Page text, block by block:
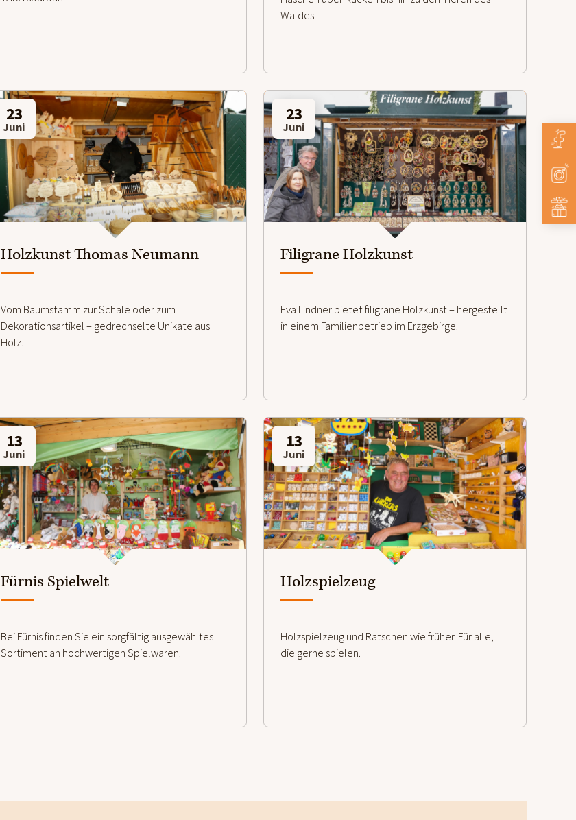
weiterlesen
Waldes.
weiterlesen
23
Juni
Holzkunst Thomas Neumann
Vom Baumstamm zur Schale oder zum
Dekorationsartikel – gedrechselte Unikate aus
Holz.
weiterlesen
23
Juni
Filigrane Holzkunst
Eva Lindner bietet filigrane Holzkunst – hergestellt
in einem Familienbetrieb im Erzgebirge.
weiterlesen
13
Juni
Fürnis Spielwelt
Bei Fürnis finden Sie ein sorgfältig ausgewähltes
Sortiment an hochwertigen Spielwaren.
13
Juni
Holzspielzeug
Holzspielzeug und Ratschen wie früher. Für alle,
die gerne spielen.